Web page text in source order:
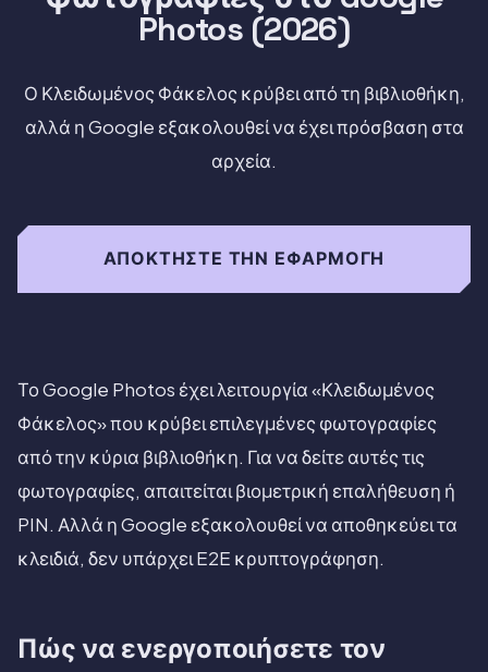
Photos (2026)
Ο Κλειδωμένος Φάκελος κρύβει από τη βιβλιοθήκη,
αλλά η Google εξακολουθεί να έχει πρόσβαση στα
αρχεία.
ΑΠΟΚΤΉΣΤΕ ΤΗΝ ΕΦΑΡΜΟΓΉ
Το Google Photos έχει λειτουργία «Κλειδωμένος
Φάκελος» που κρύβει επιλεγμένες φωτογραφίες
από την κύρια βιβλιοθήκη. Για να δείτε αυτές τις
φωτογραφίες, απαιτείται βιομετρική επαλήθευση ή
PIN. Αλλά η Google εξακολουθεί να αποθηκεύει τα
κλειδιά, δεν υπάρχει E2E κρυπτογράφηση.
Πώς να ενεργοποιήσετε τον